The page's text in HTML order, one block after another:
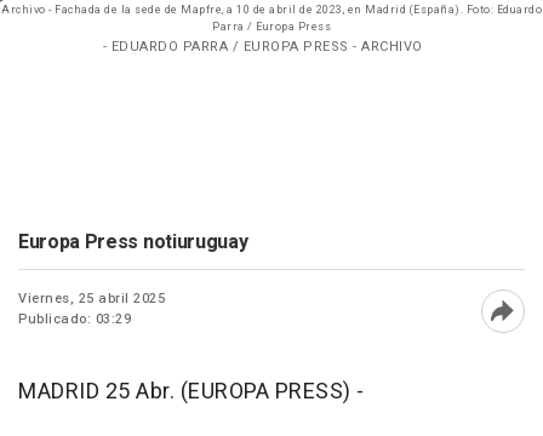
Archivo - Fachada de la sede de Mapfre, a 10 de abril de 2023, en Madrid (España). Foto: Eduardo
Parra / Europa Press
- EDUARDO PARRA / EUROPA PRESS - ARCHIVO
Europa Press notiuruguay
Viernes, 25 abril 2025
Publicado: 03:29
MADRID 25 Abr. (EUROPA PRESS) -